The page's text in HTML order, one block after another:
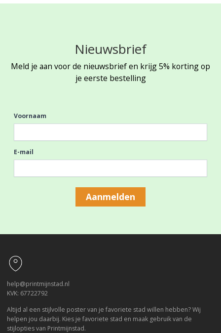
Nieuwsbrief
Meld je aan voor de nieuwsbrief en krijg 5% korting op
je eerste bestelling
Voornaam
E-mail
Aanmelden
help@printmijnstad.nl
KVK: 67722792
Altijd al een stijlvolle poster van je favoriete stad willen hebben? Wij
helpen jou daarbij. Kies je favoriete stad en maak gebruik van de
stijlopties van Printmijnstad.